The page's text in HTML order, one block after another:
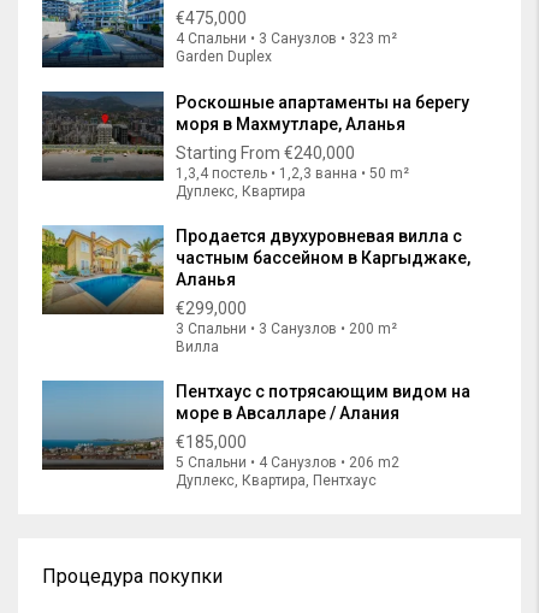
€475,000
4 Спальни • 3 Санузлов • 323 m²
Garden Duplex
Роскошные апартаменты на берегу
моря в Махмутларе, Аланья
Starting From €240,000
1,3,4 постель • 1,2,3 ванна • 50 m²
Дуплекс, Квартира
Продается двухуровневая вилла с
частным бассейном в Каргыджаке,
Аланья
€299,000
3 Спальни • 3 Санузлов • 200 m²
Вилла
Пентхаус с потрясающим видом на
море в Авсалларе / Алания
€185,000
5 Спальни • 4 Санузлов • 206 m2
Дуплекс, Квартира, Пентхаус
Процедура покупки